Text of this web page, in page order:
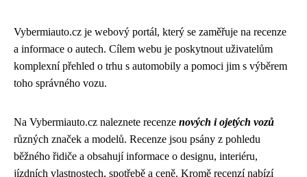
Vybermiauto.cz je webový portál, který se zaměřuje na recenze
a informace o autech. Cílem webu je poskytnout uživatelům
komplexní přehled o trhu s automobily a pomoci jim s výběrem
toho správného vozu.
Na Vybermiauto.cz naleznete recenze nových i ojetých vozů
různých značek a modelů. Recenze jsou psány z pohledu
běžného řidiče a obsahují informace o designu, interiéru,
jízdních vlastnostech, spotřebě a ceně. Kromě recenzí nabízí